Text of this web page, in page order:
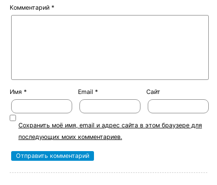
Комментарий *
Имя * Email * Сайт
Сохранить моё имя, email и адрес сайта в этом браузере для
последующих моих комментариев.